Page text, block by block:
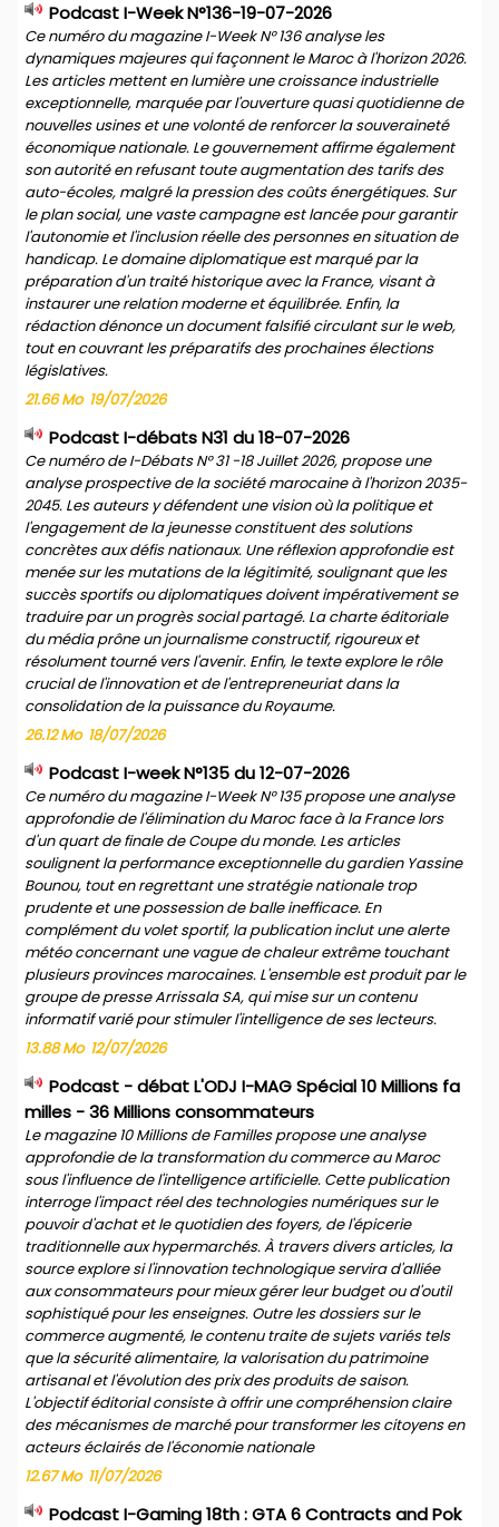
Podcast I-Week N°136-19-07-2026
Ce numéro du magazine I-Week N° 136 analyse les
dynamiques majeures qui façonnent le Maroc à l'horizon 2026.
Les articles mettent en lumière une croissance industrielle
exceptionnelle, marquée par l'ouverture quasi quotidienne de
nouvelles usines et une volonté de renforcer la souveraineté
économique nationale. Le gouvernement affirme également
son autorité en refusant toute augmentation des tarifs des
auto-écoles, malgré la pression des coûts énergétiques. Sur
le plan social, une vaste campagne est lancée pour garantir
l'autonomie et l'inclusion réelle des personnes en situation de
handicap. Le domaine diplomatique est marqué par la
préparation d'un traité historique avec la France, visant à
instaurer une relation moderne et équilibrée. Enfin, la
rédaction dénonce un document falsifié circulant sur le web,
tout en couvrant les préparatifs des prochaines élections
législatives.
21.66 Mo 19/07/2026
Podcast I-débats N31 du 18-07-2026
Ce numéro de I-Débats N° 31 -18 Juillet 2026, propose une
analyse prospective de la société marocaine à l'horizon 2035-
2045. Les auteurs y défendent une vision où la politique et
l'engagement de la jeunesse constituent des solutions
concrètes aux défis nationaux. Une réflexion approfondie est
menée sur les mutations de la légitimité, soulignant que les
succès sportifs ou diplomatiques doivent impérativement se
traduire par un progrès social partagé. La charte éditoriale
du média prône un journalisme constructif, rigoureux et
résolument tourné vers l'avenir. Enfin, le texte explore le rôle
crucial de l'innovation et de l'entrepreneuriat dans la
consolidation de la puissance du Royaume.
26.12 Mo 18/07/2026
Podcast I-week N°135 du 12-07-2026
Ce numéro du magazine I-Week N° 135 propose une analyse
approfondie de l'élimination du Maroc face à la France lors
d'un quart de finale de Coupe du monde. Les articles
soulignent la performance exceptionnelle du gardien Yassine
Bounou, tout en regrettant une stratégie nationale trop
prudente et une possession de balle inefficace. En
complément du volet sportif, la publication inclut une alerte
météo concernant une vague de chaleur extrême touchant
plusieurs provinces marocaines. L'ensemble est produit par le
groupe de presse Arrissala SA, qui mise sur un contenu
informatif varié pour stimuler l'intelligence de ses lecteurs.
13.88 Mo 12/07/2026
Podcast - débat L'ODJ I-MAG Spécial 10 Millions fa
milles - 36 Millions consommateurs
Le magazine 10 Millions de Familles propose une analyse
approfondie de la transformation du commerce au Maroc
sous l'influence de l'intelligence artificielle. Cette publication
interroge l'impact réel des technologies numériques sur le
pouvoir d'achat et le quotidien des foyers, de l'épicerie
traditionnelle aux hypermarchés. À travers divers articles, la
source explore si l'innovation technologique servira d'alliée
aux consommateurs pour mieux gérer leur budget ou d'outil
sophistiqué pour les enseignes. Outre les dossiers sur le
commerce augmenté, le contenu traite de sujets variés tels
que la sécurité alimentaire, la valorisation du patrimoine
artisanal et l'évolution des prix des produits de saison.
L'objectif éditorial consiste à offrir une compréhension claire
des mécanismes de marché pour transformer les citoyens en
acteurs éclairés de l'économie nationale
12.67 Mo 11/07/2026
Podcast I-Gaming 18th : GTA 6 Contracts and Pok